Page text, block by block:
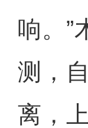
响。”
测，
离，